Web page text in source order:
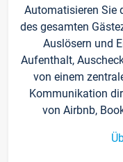
Automatisieren Sie
des gesamten
Auslösern und
Aufenthalt,
von einem
Kommunikation
von Airbnb,